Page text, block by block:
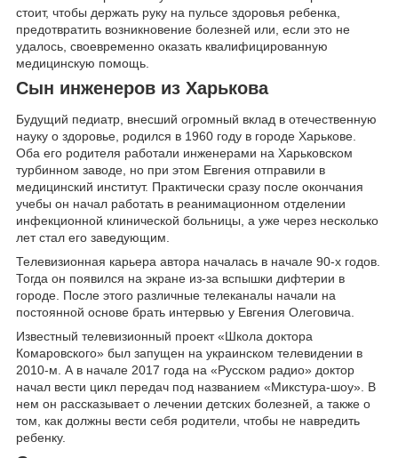
стоит, чтобы держать руку на пульсе здоровья ребенка,
предотвратить возникновение болезней или, если это не
удалось, своевременно оказать квалифицированную
медицинскую помощь.
Сын инженеров из Харькова
Будущий педиатр, внесший огромный вклад в отечественную
науку о здоровье, родился в 1960 году в городе Харькове.
Оба его родителя работали инженерами на Харьковском
турбинном заводе, но при этом Евгения отправили в
медицинский институт. Практически сразу после окончания
учебы он начал работать в реанимационном отделении
инфекционной клинической больницы, а уже через несколько
лет стал его заведующим.
Телевизионная карьера автора началась в начале 90-х годов.
Тогда он появился на экране из-за вспышки дифтерии в
городе. После этого различные телеканалы начали на
постоянной основе брать интервью у Евгения Олеговича.
Известный телевизионный проект «Школа доктора
Комаровского» был запущен на украинском телевидении в
2010-м. А в начале 2017 года на «Русском радио» доктор
начал вести цикл передач под названием «Микстура-шоу». В
нем он рассказывает о лечении детских болезней, а также о
том, как должны вести себя родители, чтобы не навредить
ребенку.